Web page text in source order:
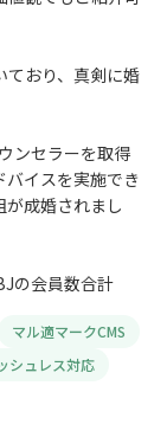
ており、真剣に婚
ンセラーを取得
イスを実施でき
成婚されまし
の会員数合計
マル適マークCMS
シュレス対応